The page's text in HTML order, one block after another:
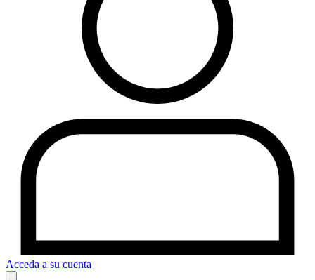
Acceda a su cuenta